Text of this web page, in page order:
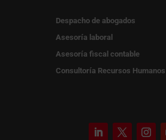
Despacho de abogados
Asesoría laboral
Asesoría fiscal contable
Consultoría Recursos Humanos